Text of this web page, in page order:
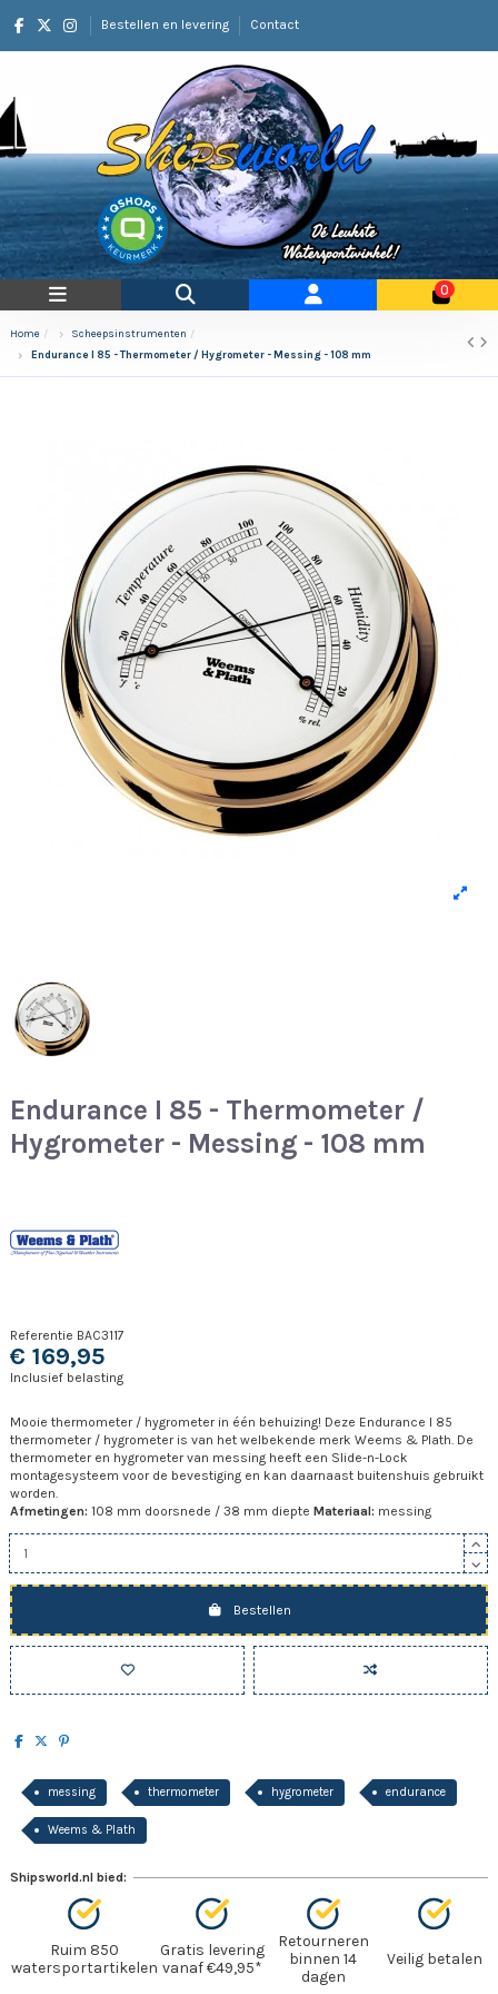
Bestellen en levering Contact
0
Home
Scheepsinstrumenten
Endurance I 85 - Thermometer / Hygrometer - Messing - 108 mm
Endurance I 85 - Thermometer /
Hygrometer - Messing - 108 mm
Referentie BAC3117
€ 169,95
Inclusief belasting
Mooie thermometer / hygrometer in één behuizing! Deze Endurance I 85
thermometer / hygrometer is van het welbekende merk Weems & Plath. De
thermometer en hygrometer van messing heeft een Slide-n-Lock
montagesysteem voor de bevestiging en kan daarnaast buitenshuis gebruikt
worden.
Afmetingen: 108 mm doorsnede / 38 mm diepte Materiaal: messing
Bestellen
messing thermometer hygrometer endurance
Weems & Plath
Shipsworld.nl bied:
Ruim 850
watersportartikelen
Gratis levering
vanaf €49,95*
Retourneren
binnen 14
dagen
Veilig betalen